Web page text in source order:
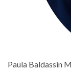
Paula Baldassin